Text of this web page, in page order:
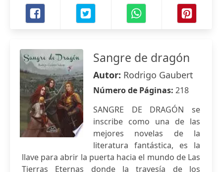
Sangre de dragón
Autor: Rodrigo Gaubert
Número de Páginas: 218
SANGRE DE DRAGÓN se
inscribe como una de las
mejores novelas de la
literatura fantástica, es la
llave para abrir la puerta hacia el mundo de Las
Tierras Eternas donde la travesía de los